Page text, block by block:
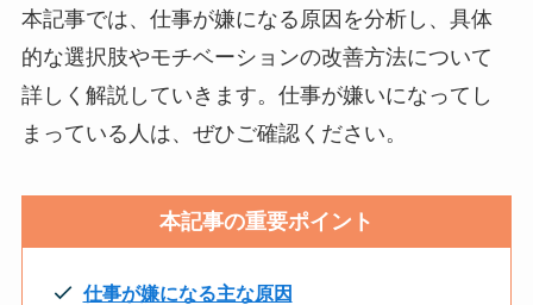
本記事では、仕事が嫌になる原因を分析し、具体
的な選択肢やモチベーションの改善方法について
詳しく解説していきます。仕事が嫌いになってし
まっている人は、ぜひご確認ください。
本記事の重要ポイント
仕事が嫌になる主な原因